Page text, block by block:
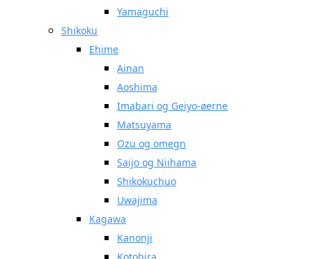
Yamaguchi
Shikoku
Ehime
Ainan
Aoshima
Imabari og Geiyo-øerne
Matsuyama
Ozu og omegn
Saijo og Niihama
Shikokuchuo
Uwajima
Kagawa
Kanonji